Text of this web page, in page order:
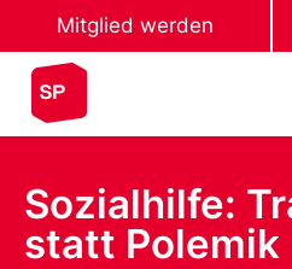
Mitglied werden
Sozialhilfe:
statt Polemik